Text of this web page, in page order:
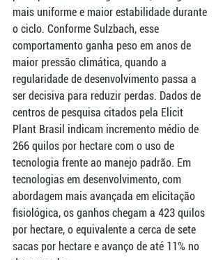
mais uniforme e maior estabilidade durante
o ciclo. Conforme Sulzbach, esse
comportamento ganha peso em anos de
maior pressão climática, quando a
regularidade de desenvolvimento passa a
ser decisiva para reduzir perdas. Dados de
centros de pesquisa citados pela Elicit
Plant Brasil indicam incremento médio de
266 quilos por hectare com o uso de
tecnologia frente ao manejo padrão. Em
tecnologias em desenvolvimento, com
abordagem mais avançada em elicitação
fisiológica, os ganhos chegam a 423 quilos
por hectare, o equivalente a cerca de sete
sacas por hectare e avanço de até 11% no